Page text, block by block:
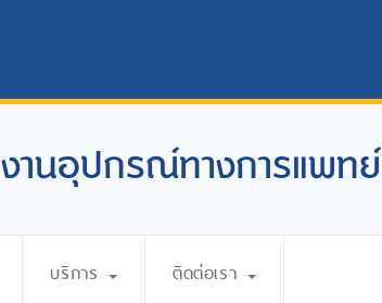
งานอุปกรณ์ทางการแพทย์
บริการ ติดต่อเรา